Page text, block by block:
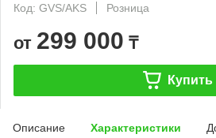
Код: GVS/AKS
Розница
от 299 000 ₸
Купить
Описание Характеристики